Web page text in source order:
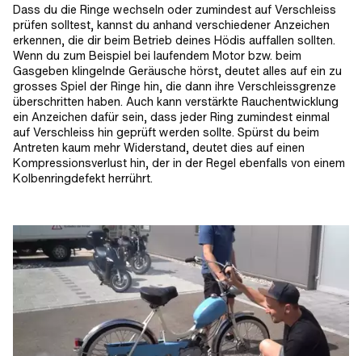
Dass du die Ringe wechseln oder zumindest auf Verschleiss
prüfen solltest, kannst du anhand verschiedener Anzeichen
erkennen, die dir beim Betrieb deines Hödis auffallen sollten.
Wenn du zum Beispiel bei laufendem Motor bzw. beim
Gasgeben klingelnde Geräusche hörst, deutet alles auf ein zu
grosses Spiel der Ringe hin, die dann ihre Verschleissgrenze
überschritten haben. Auch kann verstärkte Rauchentwicklung
ein Anzeichen dafür sein, dass jeder Ring zumindest einmal
auf Verschleiss hin geprüft werden sollte. Spürst du beim
Antreten kaum mehr Widerstand, deutet dies auf einen
Kompressionsverlust hin, der in der Regel ebenfalls von einem
Kolbenringdefekt herrührt.